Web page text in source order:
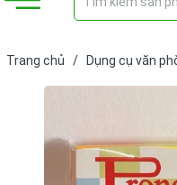
Trang chủ / Dụng cụ văn